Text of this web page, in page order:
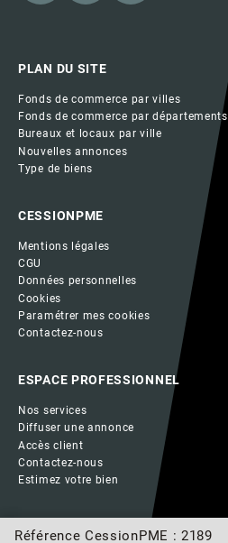
Référence CessionPME : 2189
PLAN DU SITE
Fonds de commerce par villes
Fonds de commerce par départements
Bureaux et locaux par ville
Nouvelles annonces
Type de biens
CESSIONPME
Mentions légales
CGU
Données personnelles
Cookies
Paramétrer mes cookies
Contactez-nous
ESPACE PROFESSIONNEL
Nos services
Diffuser une annonce
Accès client
Contactez-nous
Estimez votre bien